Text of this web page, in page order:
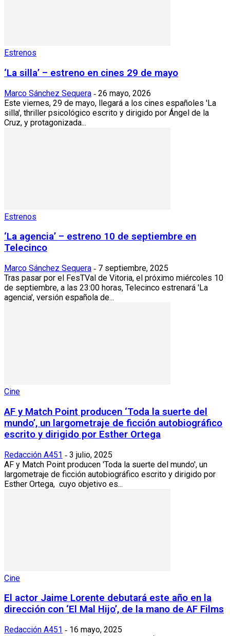
Estrenos
‘La silla’ – estreno en cines 29 de mayo
Marco Sánchez Sequera - 26 mayo, 2026
Este viernes, 29 de mayo, llegará a los cines españoles 'La
silla', thriller psicológico escrito y dirigido por Ángel de la
Cruz, y protagonizada...
Estrenos
‘La agencia’ – estreno 10 de septiembre en
Telecinco
Marco Sánchez Sequera - 7 septiembre, 2025
Tras pasar por el FesTVal de Vitoria, el próximo miércoles 10
de septiembre, a las 23:00 horas, Telecinco estrenará 'La
agencia', versión española de...
Cine
AF y Match Point producen ‘Toda la suerte del
mundo’, un largometraje de ficción autobiográfico
escrito y dirigido por Esther Ortega
Redacción A451 - 3 julio, 2025
AF y Match Point producen 'Toda la suerte del mundo', un
largometraje de ficción autobiográfico escrito y dirigido por
Esther Ortega, cuyo objetivo es...
Cine
El actor Jaime Lorente debutará este año en la
dirección con ‘El Mal Hijo’, de la mano de AF Films
Redacción A451 - 16 mayo, 2025